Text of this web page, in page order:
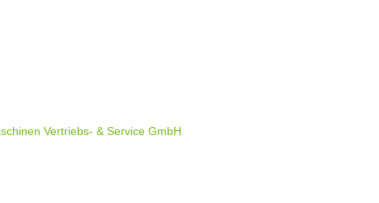
Vertriebs- & Service GmbH